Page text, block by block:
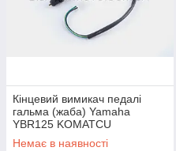
Кінцевий вимикач педалі
гальма (жаба) Yamaha
YBR125 KOMATCU
Немає в наявності